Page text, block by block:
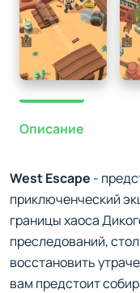
Описание
West Escape -
приключенческий
границы хаоса
преследований,
восстановить
вам предстоит